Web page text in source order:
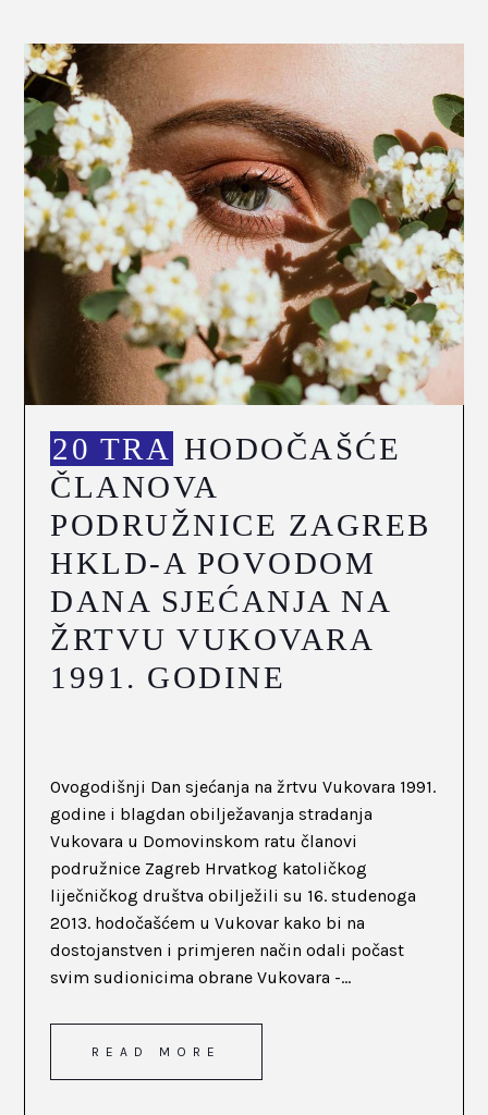
20 TRA HODOČAŠĆE
ČLANOVA
PODRUŽNICE ZAGREB
HKLD-A POVODOM
DANA SJEĆANJA NA
ŽRTVU VUKOVARA
1991. GODINE
Ovogodišnji Dan sjećanja na žrtvu Vukovara 1991.
godine i blagdan obilježavanja stradanja
Vukovara u Domovinskom ratu članovi
podružnice Zagreb Hrvatkog katoličkog
liječničkog društva obilježili su 16. studenoga
2013. hodočašćem u Vukovar kako bi na
dostojanstven i primjeren način odali počast
svim sudionicima obrane Vukovara -...
READ MORE